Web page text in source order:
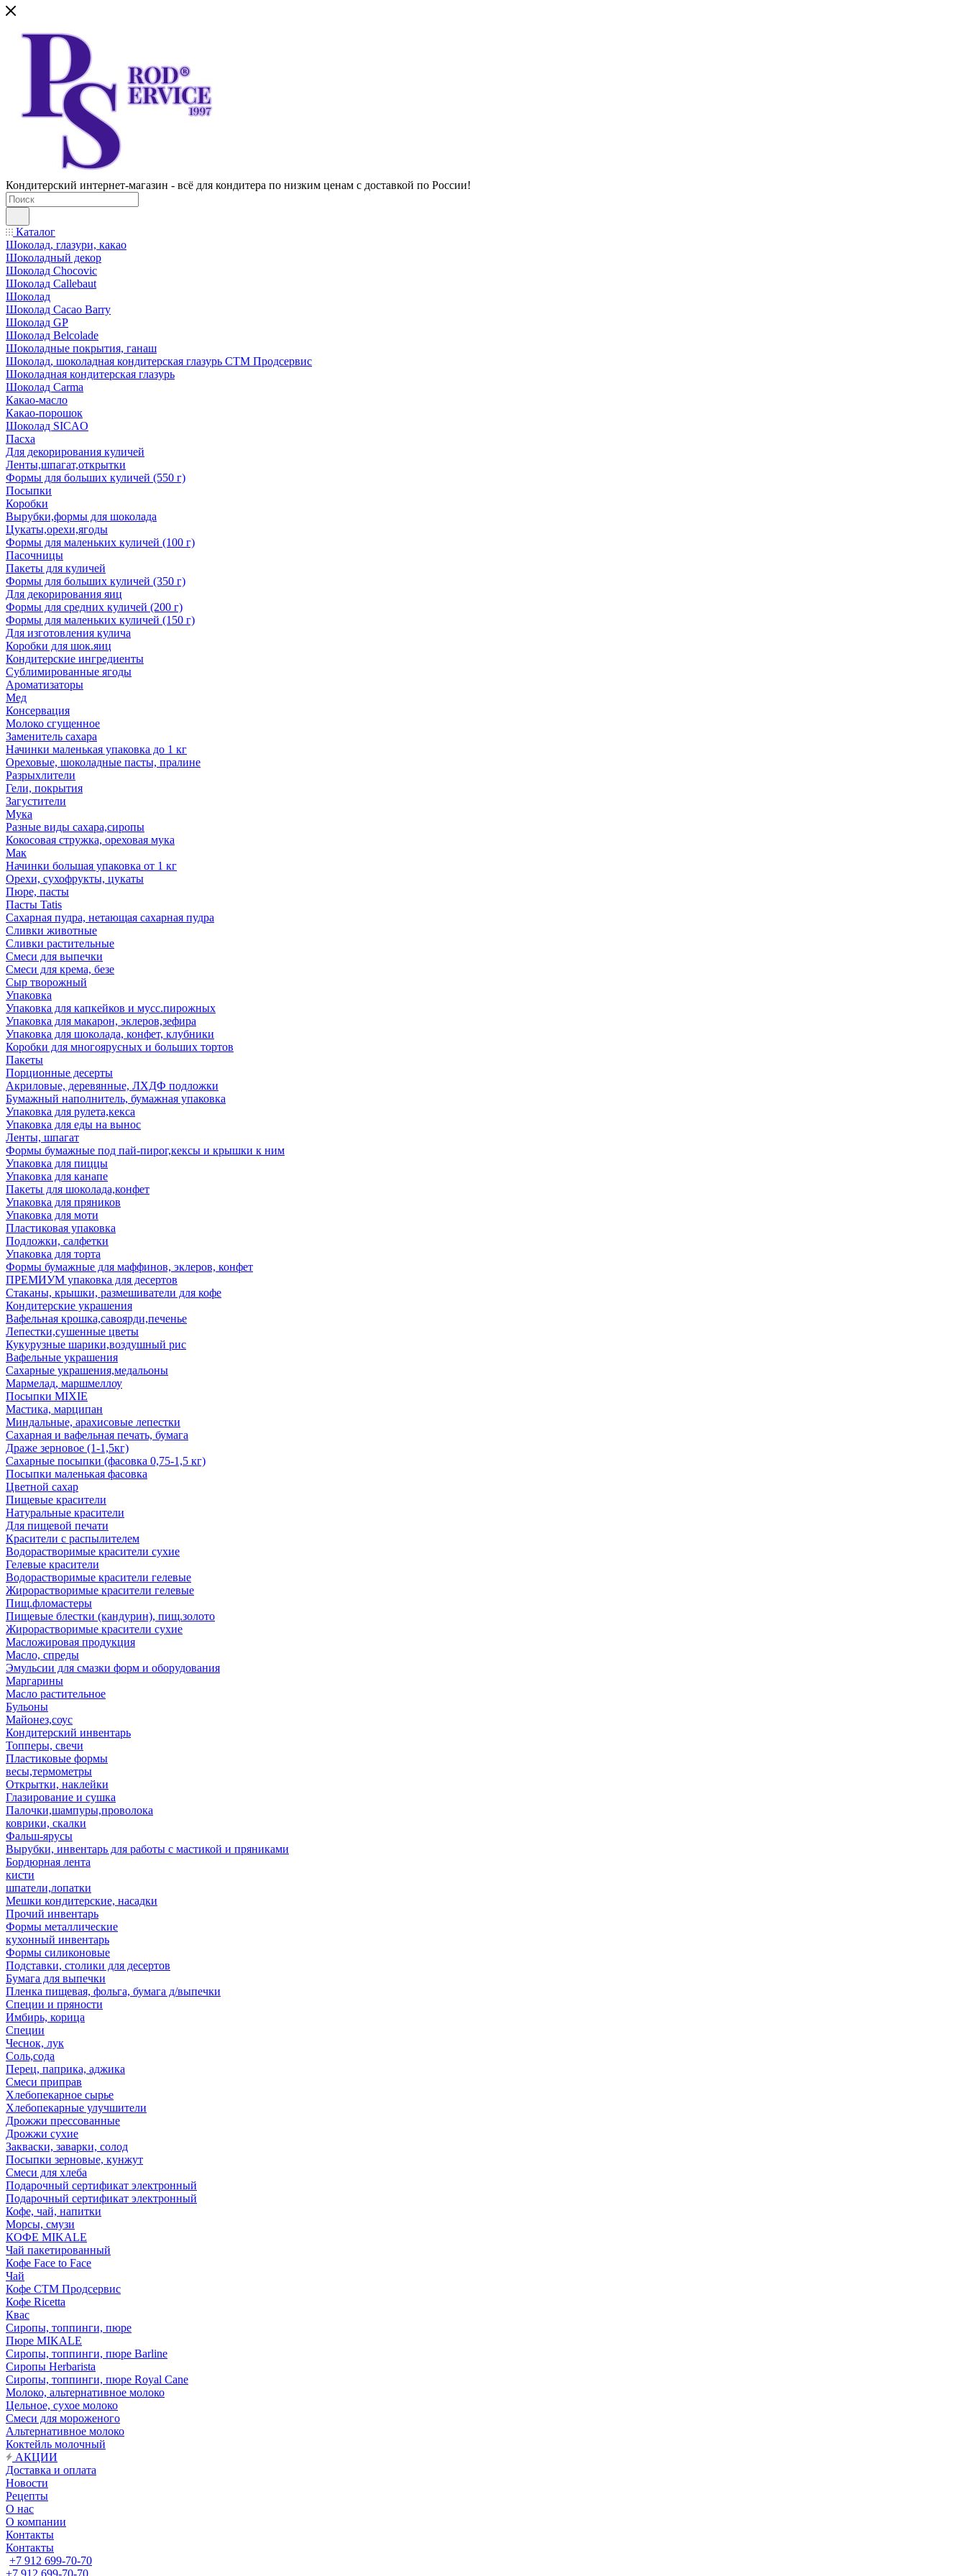
Кондитерский интернет-магазин - всё для кондитера по низким ценам с доставкой по России!
Каталог
Шоколад, глазури, какао
Шоколадный декор
Шоколад Chocovic
Шоколад Callebaut
Шоколад
Шоколад Cacao Barry
Шоколад GP
Шоколад Belcolade
Шоколадные покрытия, ганаш
Шоколад, шоколадная кондитерская глазурь СТМ Продсервис
Шоколадная кондитерская глазурь
Шоколад Carma
Какао-масло
Какао-порошок
Шоколад SICAO
Пасха
Для декорирования куличей
Ленты,шпагат,открытки
Формы для больших куличей (550 г)
Посыпки
Коробки
Вырубки,формы для шоколада
Цукаты,орехи,ягоды
Формы для маленьких куличей (100 г)
Пасочницы
Пакеты для куличей
Формы для больших куличей (350 г)
Для декорирования яиц
Формы для средних куличей (200 г)
Формы для маленьких куличей (150 г)
Для изготовления кулича
Коробки для шок.яиц
Кондитерские ингредиенты
Сублимированные ягоды
Ароматизаторы
Мед
Консервация
Молоко сгущенное
Заменитель сахара
Начинки маленькая упаковка до 1 кг
Ореховые, шоколадные пасты, пралине
Разрыхлители
Гели, покрытия
Загустители
Мука
Разные виды сахара,сиропы
Кокосовая стружка, ореховая мука
Мак
Начинки большая упаковка от 1 кг
Орехи, сухофрукты, цукаты
Пюре, пасты
Пасты Tatis
Сахарная пудра, нетающая сахарная пудра
Сливки животные
Сливки растительные
Смеси для выпечки
Смеси для крема, безе
Сыр творожный
Упаковка
Упаковка для капкейков и мусс.пирожных
Упаковка для макарон, эклеров,зефира
Упаковка для шоколада, конфет, клубники
Коробки для многоярусных и больших тортов
Пакеты
Порционные десерты
Акриловые, деревянные, ЛХДФ подложки
Бумажный наполнитель, бумажная упаковка
Упаковка для рулета,кекса
Упаковка для еды на вынос
Ленты, шпагат
Формы бумажные под пай-пирог,кексы и крышки к ним
Упаковка для пиццы
Упаковка для канапе
Пакеты для шоколада,конфет
Упаковка для пряников
Упаковка для моти
Пластиковая упаковка
Подложки, салфетки
Упаковка для торта
Формы бумажные для маффинов, эклеров, конфет
ПРЕМИУМ упаковка для десертов
Стаканы, крышки, размешиватели для кофе
Кондитерские украшения
Вафельная крошка,савоярди,печенье
Лепестки,сушенные цветы
Кукурузные шарики,воздушный рис
Вафельные украшения
Сахарные украшения,медальоны
Мармелад, маршмеллоу
Посыпки MIXIE
Мастика, марципан
Миндальные, арахисовые лепестки
Сахарная и вафельная печать, бумага
Драже зерновое (1-1,5кг)
Сахарные посыпки (фасовка 0,75-1,5 кг)
Посыпки маленькая фасовка
Цветной сахар
Пищевые красители
Натуральные красители
Для пищевой печати
Красители с распылителем
Водорастворимые красители сухие
Гелевые красители
Водорастворимые красители гелевые
Жирорастворимые красители гелевые
Пищ.фломастеры
Пищевые блестки (кандурин), пищ.золото
Жирорастворимые красители сухие
Масложировая продукция
Масло, спреды
Эмульсии для смазки форм и оборудования
Маргарины
Масло растительное
Бульоны
Майонез,соус
Кондитерский инвентарь
Топперы, свечи
Пластиковые формы
весы,термометры
Открытки, наклейки
Глазирование и сушка
Палочки,шампуры,проволока
коврики, скалки
Фальш-ярусы
Вырубки, инвентарь для работы с мастикой и пряниками
Бордюрная лента
кисти
шпатели,лопатки
Мешки кондитерские, насадки
Прочий инвентарь
Формы металлические
кухонный инвентарь
Формы силиконовые
Подставки, столики для десертов
Бумага для выпечки
Пленка пищевая, фольга, бумага д/выпечки
Специи и пряности
Имбирь, корица
Специи
Чеснок, лук
Соль,сода
Перец, паприка, аджика
Смеси приправ
Хлебопекарное сырье
Хлебопекарные улучшители
Дрожжи прессованные
Дрожжи сухие
Закваски, заварки, солод
Посыпки зерновые, кунжут
Смеси для хлеба
Подарочный сертификат электронный
Подарочный сертификат электронный
Кофе, чай, напитки
Морсы, смузи
КОФЕ MIKALE
Чай пакетированный
Кофе Face to Face
Чай
Кофе СТМ Продсервис
Кофе Ricetta
Квас
Сиропы, топпинги, пюре
Пюре MIKALE
Сиропы, топпинги, пюре Barline
Сиропы Herbarista
Сиропы, топпинги, пюре Royal Cane
Молоко, альтернативное молоко
Цельное, сухое молоко
Смеси для мороженого
Альтернативное молоко
Коктейль молочный
АКЦИИ
Доставка и оплата
Новости
Рецепты
О нас
О компании
Контакты
Контакты
+7 912 699-70-70
+7 912 699-70-70